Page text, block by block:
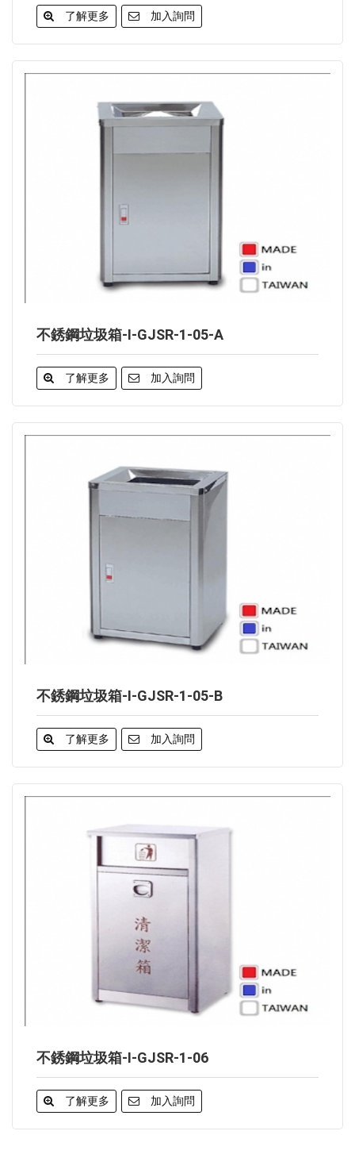
了解更多 加入詢問
不銹鋼垃圾箱-I-GJSR-1-05-A
了解更多 加入詢問
不銹鋼垃圾箱-I-GJSR-1-05-B
了解更多 加入詢問
不銹鋼垃圾箱-I-GJSR-1-06
了解更多 加入詢問